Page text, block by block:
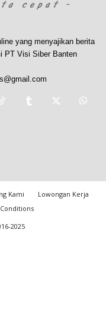
yang menyajikan berita
PT Visi Siber Banten
Kami
Lowongan Kerja
2025